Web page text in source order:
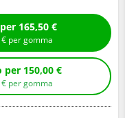
Compra con montaggio per 165,50 €
€ per gomma
Compra senza montaggio per 150,00 €
€ per gomma